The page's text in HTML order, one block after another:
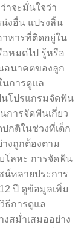
าจะมั่นใจว่า
งอื่น แปรงลิ้น
าหารที่ติดอยู่ใน
อหมดไป รู้หรือ
อนาคตของลูก
นการดูแล
นโปรแกรมจัดฟัน
การจัดฟันเกี่ยว
กติในช่วงที่เด็ก
างถูกต้องตาม
โลหะ การจัดฟัน
น์หลายประการ
ปี ดูข้อมูลเพิ่ม
ธีการดูแล
สม่ำเสมออย่าง